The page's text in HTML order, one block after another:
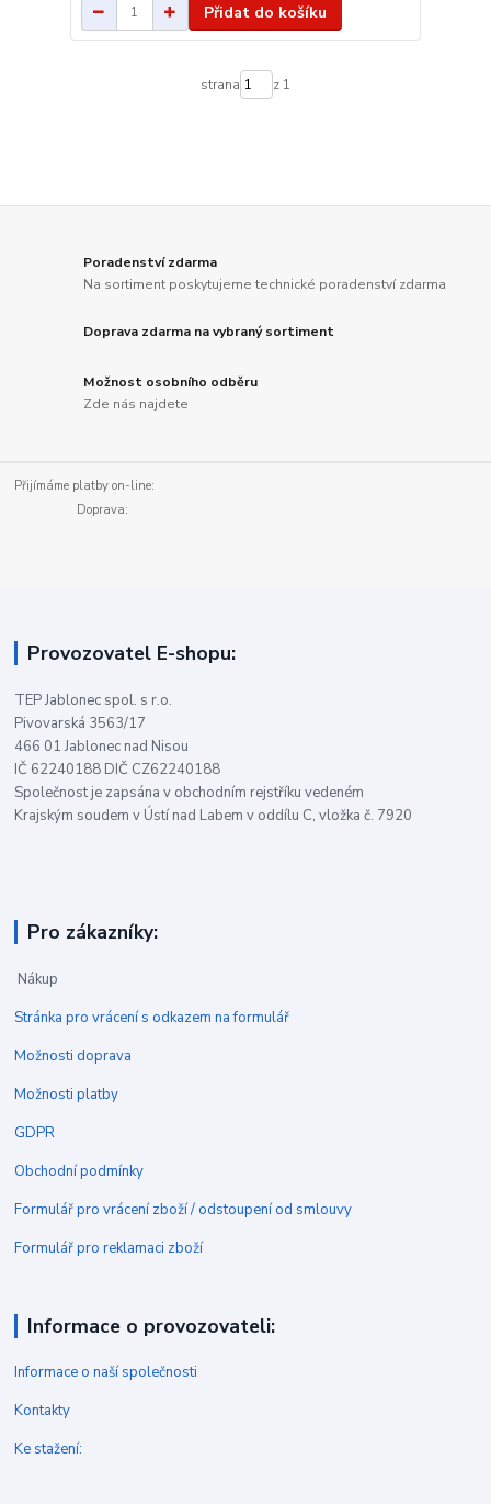
Přidat do košíku
strana z 1
Poradenství zdarma
Na sortiment poskytujeme technické poradenství zdarma
Doprava zdarma na vybraný sortiment
Možnost osobního odběru
Zde nás najdete
Přijímáme platby on-line:
Doprava:
Provozovatel E-shopu:
TEP Jablonec spol. s r.o.
Pivovarská 3563/17
466 01 Jablonec nad Nisou
IČ 62240188 DIČ CZ62240188
Společnost je zapsána v obchodním rejstříku vedeném
Krajským soudem v Ústí nad Labem v oddílu C, vložka č. 7920
Pro zákazníky:
Nákup
Stránka pro vrácení s odkazem na formulář
Možnosti doprava
Možnosti platby
GDPR
Obchodní podmínky
Formulář pro vrácení zboží / odstoupení od smlouvy
Formulář pro reklamaci zboží
Informace o provozovateli:
Informace o naší společnosti
Kontakty
Ke stažení: